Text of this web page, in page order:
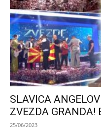
SLAVICA
ZVEZDA GRANDA!
25/06/2023